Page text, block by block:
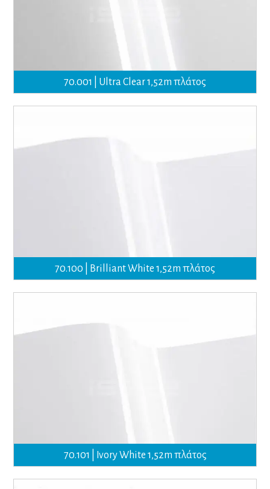
70.001 | Ultra Clear 1,52m πλάτος
70.100 | Brilliant White 1,52m πλάτος
70.101 | Ivory White 1,52m πλάτος